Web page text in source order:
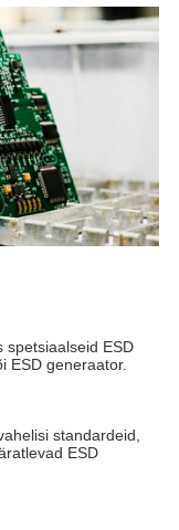
spetsiaalseid ESD
ESD generaator.
standardeid,
ESD